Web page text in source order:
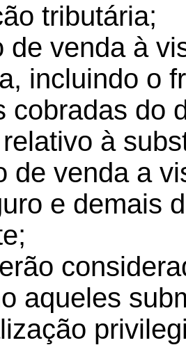
tributária;
de venda à
incluindo o
cobradas do
à
de venda a
e demais
aqueles